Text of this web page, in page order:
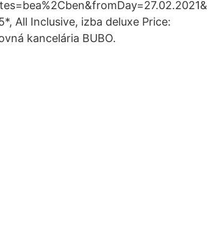
All Inclusive, izba deluxe Price:
kancelária BUBO.